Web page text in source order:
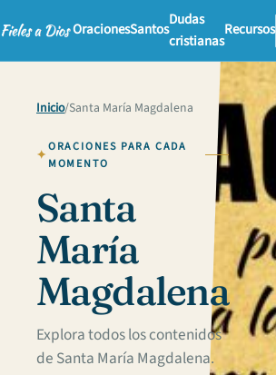
OracionesSantos
Dudas
cristianas
Recursos
Inicio/Santa María Magdalena
ORACIONES PARA CADA
MOMENTO
Santa
María
Magdalena
Explora todos los contenidos
de Santa María Magdalena.